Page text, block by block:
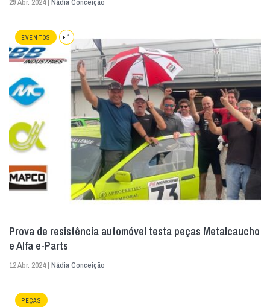
29 Abr. 2024 | Nádia Conceição
EVENTOS + 1
Prova de resistência automóvel testa peças Metalcaucho
e Alfa e-Parts
12 Abr. 2024 | Nádia Conceição
PEÇAS